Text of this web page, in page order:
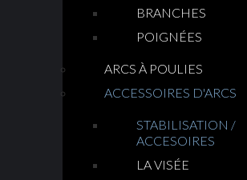
BRANCHES
POIGNÉES
ARCS À POULIES
ACCESSOIRES D'ARCS
STABILISATION /
ACCESOIRES
LA VISÉE